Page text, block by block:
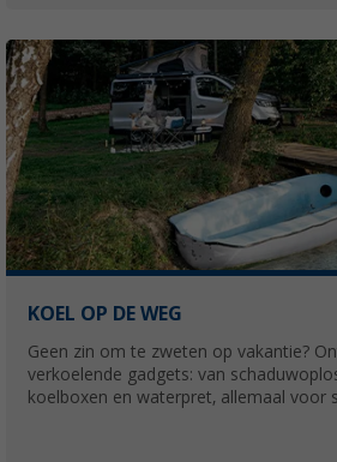
KOEL OP DE WEG
Geen zin om te zweten op vakantie?
verkoelende gadgets: van
koelboxen en waterpret, allemaal voor